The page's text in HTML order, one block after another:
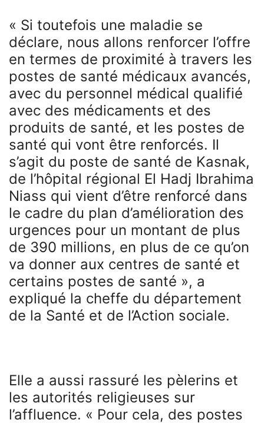
« Si toutefois une maladie se
déclare, nous allons renforcer l’offre
en termes de proximité à travers les
postes de santé médicaux avancés,
avec du personnel médical qualifié
avec des médicaments et des
produits de santé, et les postes de
santé qui vont être renforcés. Il
s’agit du poste de santé de Kasnak,
de l’hôpital régional El Hadj Ibrahima
Niass qui vient d’être renforcé dans
le cadre du plan d’amélioration des
urgences pour un montant de plus
de 390 millions, en plus de ce qu’on
va donner aux centres de santé et
certains postes de santé », a
expliqué la cheffe du département
de la Santé et de l’Action sociale.
Elle a aussi rassuré les pèlerins et
les autorités religieuses sur
l’affluence. « Pour cela, des postes